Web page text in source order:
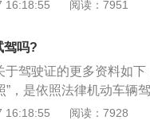
拟考试软件，学习交通
新手司机道路经验不足
证也白考。上路行驶前最
要慢，并且要张贴实习
刚拿的驾照就可以正常
驾驶证的那一刻，持有
16:18:55 阅读：7951
驾吗?
于驾驶证的更多资料如
”，是依照法律机动车辆
能，缺少这种技能的人
16:18:55 阅读：7928